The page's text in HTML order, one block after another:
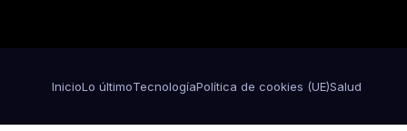
InicioLo últimoTecnologíaPolítica de cookies (UE)Salud